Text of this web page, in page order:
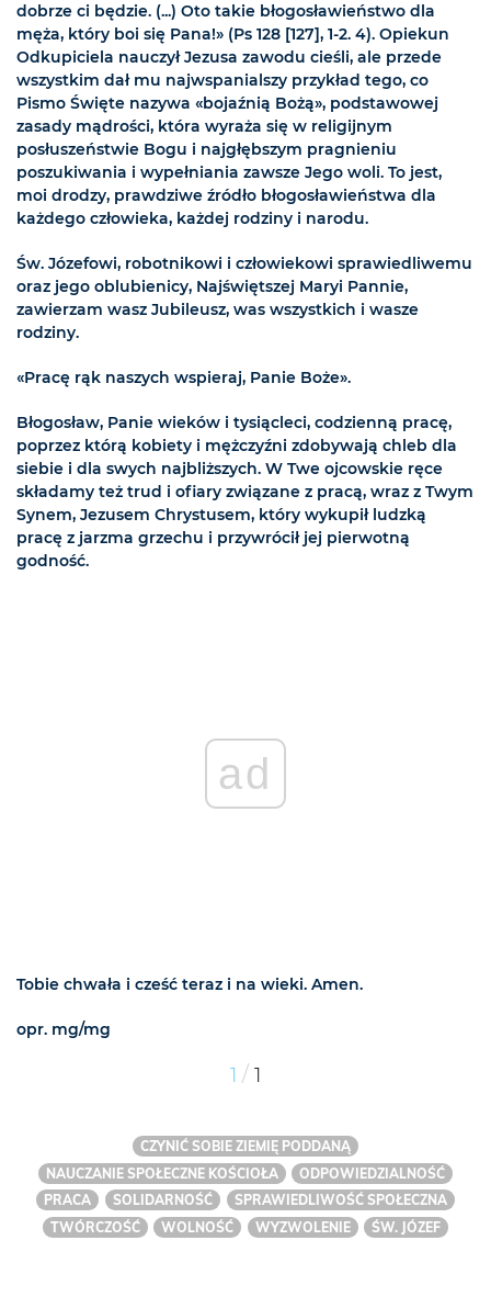
dobrze ci będzie. (...) Oto takie błogosławieństwo dla
męża, który boi się Pana!» (Ps 128 [127], 1-2. 4). Opiekun
Odkupiciela nauczył Jezusa zawodu cieśli, ale przede
wszystkim dał mu najwspanialszy przykład tego, co
Pismo Święte nazywa «bojaźnią Bożą», podstawowej
zasady mądrości, która wyraża się w religijnym
posłuszeństwie Bogu i najgłębszym pragnieniu
poszukiwania i wypełniania zawsze Jego woli. To jest,
moi drodzy, prawdziwe źródło błogosławieństwa dla
każdego człowieka, każdej rodziny i narodu.
Św. Józefowi, robotnikowi i człowiekowi sprawiedliwemu
oraz jego oblubienicy, Najświętszej Maryi Pannie,
zawierzam wasz Jubileusz, was wszystkich i wasze
rodziny.
«Pracę rąk naszych wspieraj, Panie Boże».
Błogosław, Panie wieków i tysiącleci, codzienną pracę,
poprzez którą kobiety i mężczyźni zdobywają chleb dla
siebie i dla swych najbliższych. W Twe ojcowskie ręce
składamy też trud i ofiary związane z pracą, wraz z Twym
Synem, Jezusem Chrystusem, który wykupił ludzką
pracę z jarzma grzechu i przywrócił jej pierwotną
godność.
ad
Tobie chwała i cześć teraz i na wieki. Amen.
opr. mg/mg
1 / 1
CZYNIĆ SOBIE ZIEMIĘ PODDANĄ
NAUCZANIE SPOŁECZNE KOŚCIOŁA
ODPOWIEDZIALNOŚĆ
PRACA
SOLIDARNOŚĆ
SPRAWIEDLIWOŚĆ SPOŁECZNA
TWÓRCZOŚĆ
WOLNOŚĆ WYZWOLENIE ŚW. JÓZEF